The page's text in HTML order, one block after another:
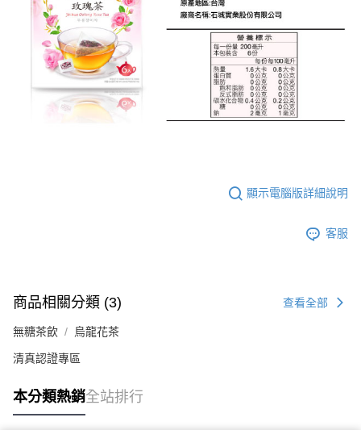
顯示電腦版詳細說明
客服
商品相關分類 (3) 查看全部
無糖茶飲 烏龍花茶
清真認證專區
本分類熱銷全站排行